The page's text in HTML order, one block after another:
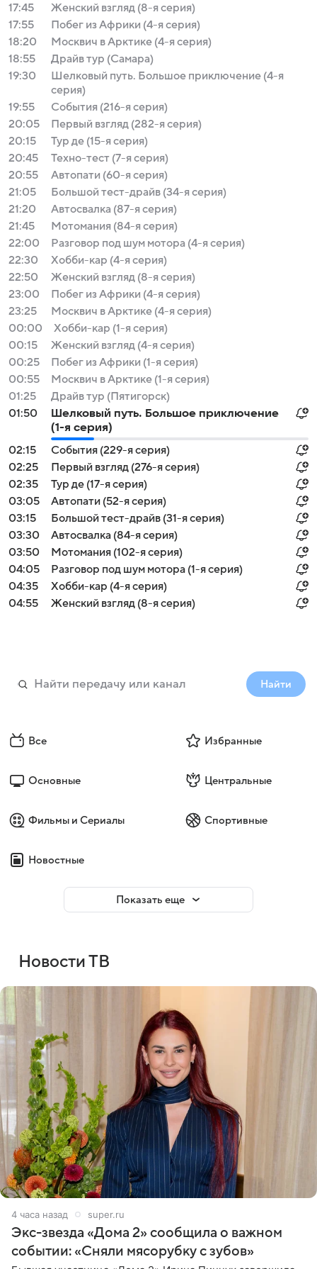
17:45
Женский взгляд (8-я серия)
17:55
Побег из Африки (4-я серия)
18:20
Москвич в Арктике (4-я серия)
18:55
Драйв тур (Самара)
19:30
Шелковый путь. Большое приключение (4-я
серия)
19:55
События (216-я серия)
20:05
Первый взгляд (282-я серия)
20:15
Тур де (15-я серия)
20:45
Техно-тест (7-я серия)
20:55
Автопати (60-я серия)
21:05
Большой тест-драйв (34-я серия)
21:20
Автосвалка (87-я серия)
21:45
Мотомания (84-я серия)
22:00
Разговор под шум мотора (4-я серия)
22:30
Хобби-кар (4-я серия)
22:50
Женский взгляд (8-я серия)
23:00
Побег из Африки (4-я серия)
23:25
Москвич в Арктике (4-я серия)
00:00
Хобби-кар (1-я серия)
00:15
Женский взгляд (4-я серия)
00:25
Побег из Африки (1-я серия)
00:55
Москвич в Арктике (1-я серия)
01:25
Драйв тур (Пятигорск)
01:50
Шелковый путь. Большое приключение
(1-я серия)
02:15
События (229-я серия)
02:25
Первый взгляд (276-я серия)
02:35
Тур де (17-я серия)
03:05
Автопати (52-я серия)
03:15
Большой тест-драйв (31-я серия)
03:30
Автосвалка (84-я серия)
03:50
Мотомания (102-я серия)
04:05
Разговор под шум мотора (1-я серия)
04:35
Хобби-кар (4-я серия)
04:55
Женский взгляд (8-я серия)
Найти
Все Избранные
Основные Центральные
Фильмы и Сериалы Спортивные
Новостные
Показать еще
Новости ТВ
4 часа назад super.ru
Экс-звезда «Дома 2» сообщила о важном
событии: «Сняли мясорубку с зубов»